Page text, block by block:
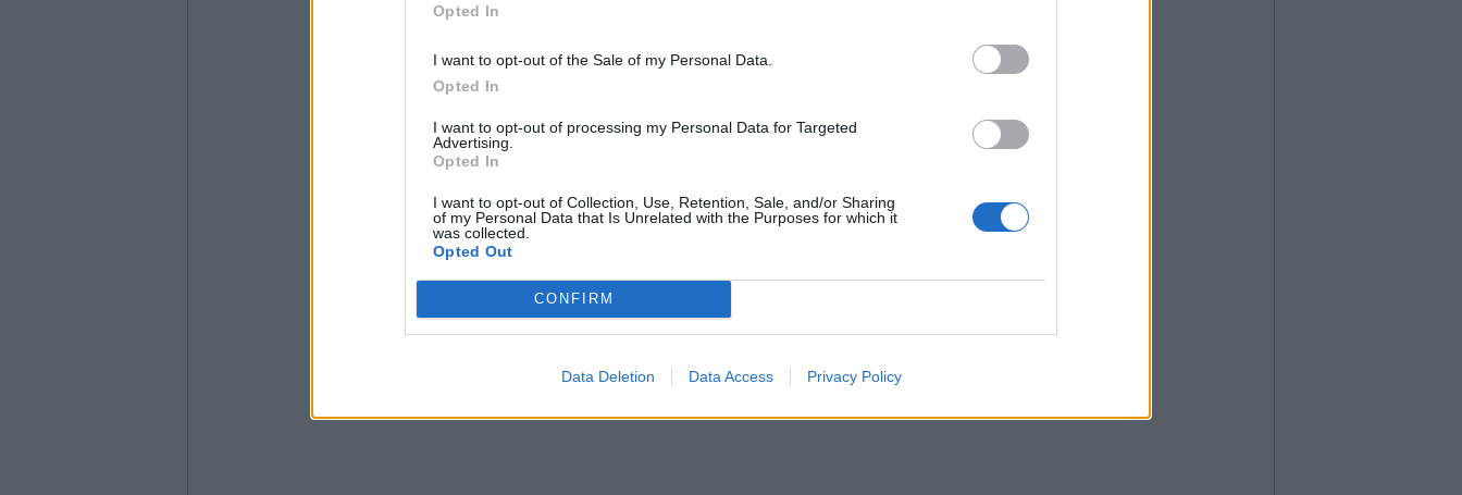
Opted In
I want to opt-out of the Sale of my Personal Data.
Opted In
I want to opt-out of processing my Personal Data for Targeted
Advertising.
Opted In
I want to opt-out of Collection, Use, Retention, Sale, and/or Sharing
of my Personal Data that Is Unrelated with the Purposes for which it
was collected.
Opted Out
CONFIRM
Data Deletion Data Access Privacy Policy